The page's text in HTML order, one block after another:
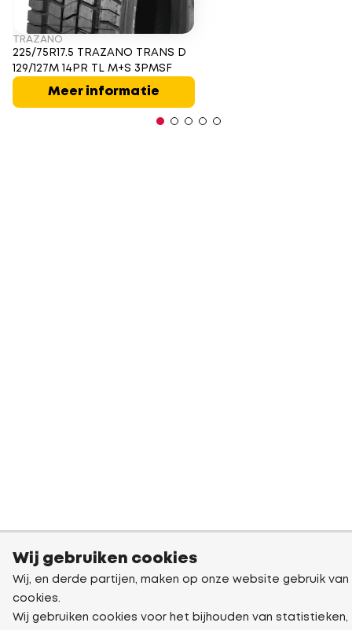
TRAZANO
225/75R17.5 TRAZANO TRANS D
129/127M 14PR TL M+S 3PMSF
Meer informatie
Wij gebruiken cookies
Wij, en derde partijen, maken op onze website gebruik van
cookies.
Wij gebruiken cookies voor het bijhouden van statistieken,